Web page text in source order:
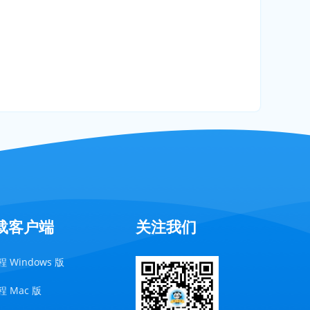
客户端
Windows 版
Mac 版
关注我们